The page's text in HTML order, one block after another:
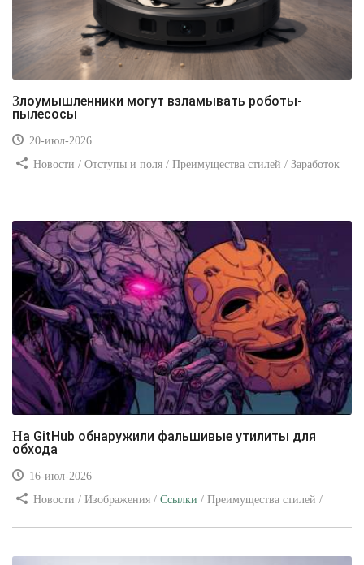
Злоумышленники могут взламывать роботы-
пылесосы
20-июл-2026
Новости / Отступы и поля / Преимущества стилей / Заработок
На GitHub обнаружили фальшивые утилиты для
обхода
16-июл-2026
Новости / Изображения / Ссылки / Преимущества стилей /